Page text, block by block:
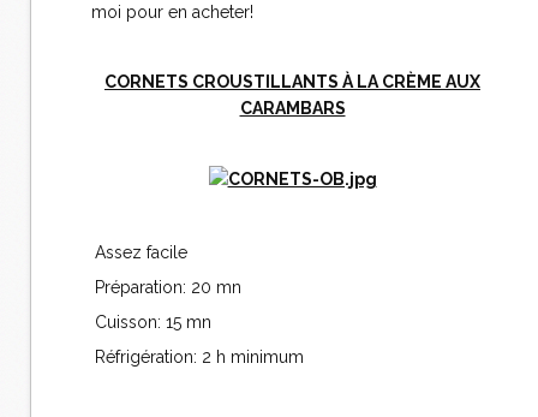
moi pour en acheter!
CORNETS CROUSTILLANTS À LA CRÈME AUX
CARAMBARS
Assez facile
Préparation: 20 mn
Cuisson: 15 mn
Réfrigération: 2 h minimum